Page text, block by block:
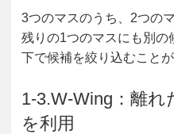
3つのマスのうち、2つの
残りの1つのマスにも別
下で候補を絞り込むことが
1-3.W-Wing：離
を利用